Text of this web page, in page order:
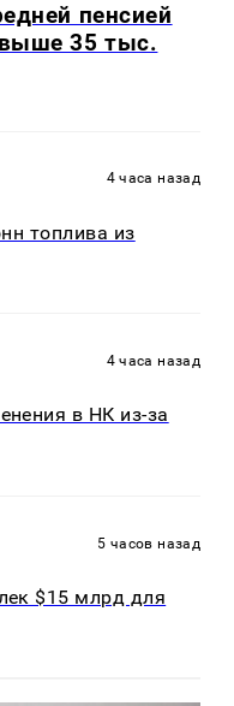
пенсией
35 тыс.
4 часа назад
топлива из
4 часа назад
в НК из-за
5 часов назад
$15 млрд для